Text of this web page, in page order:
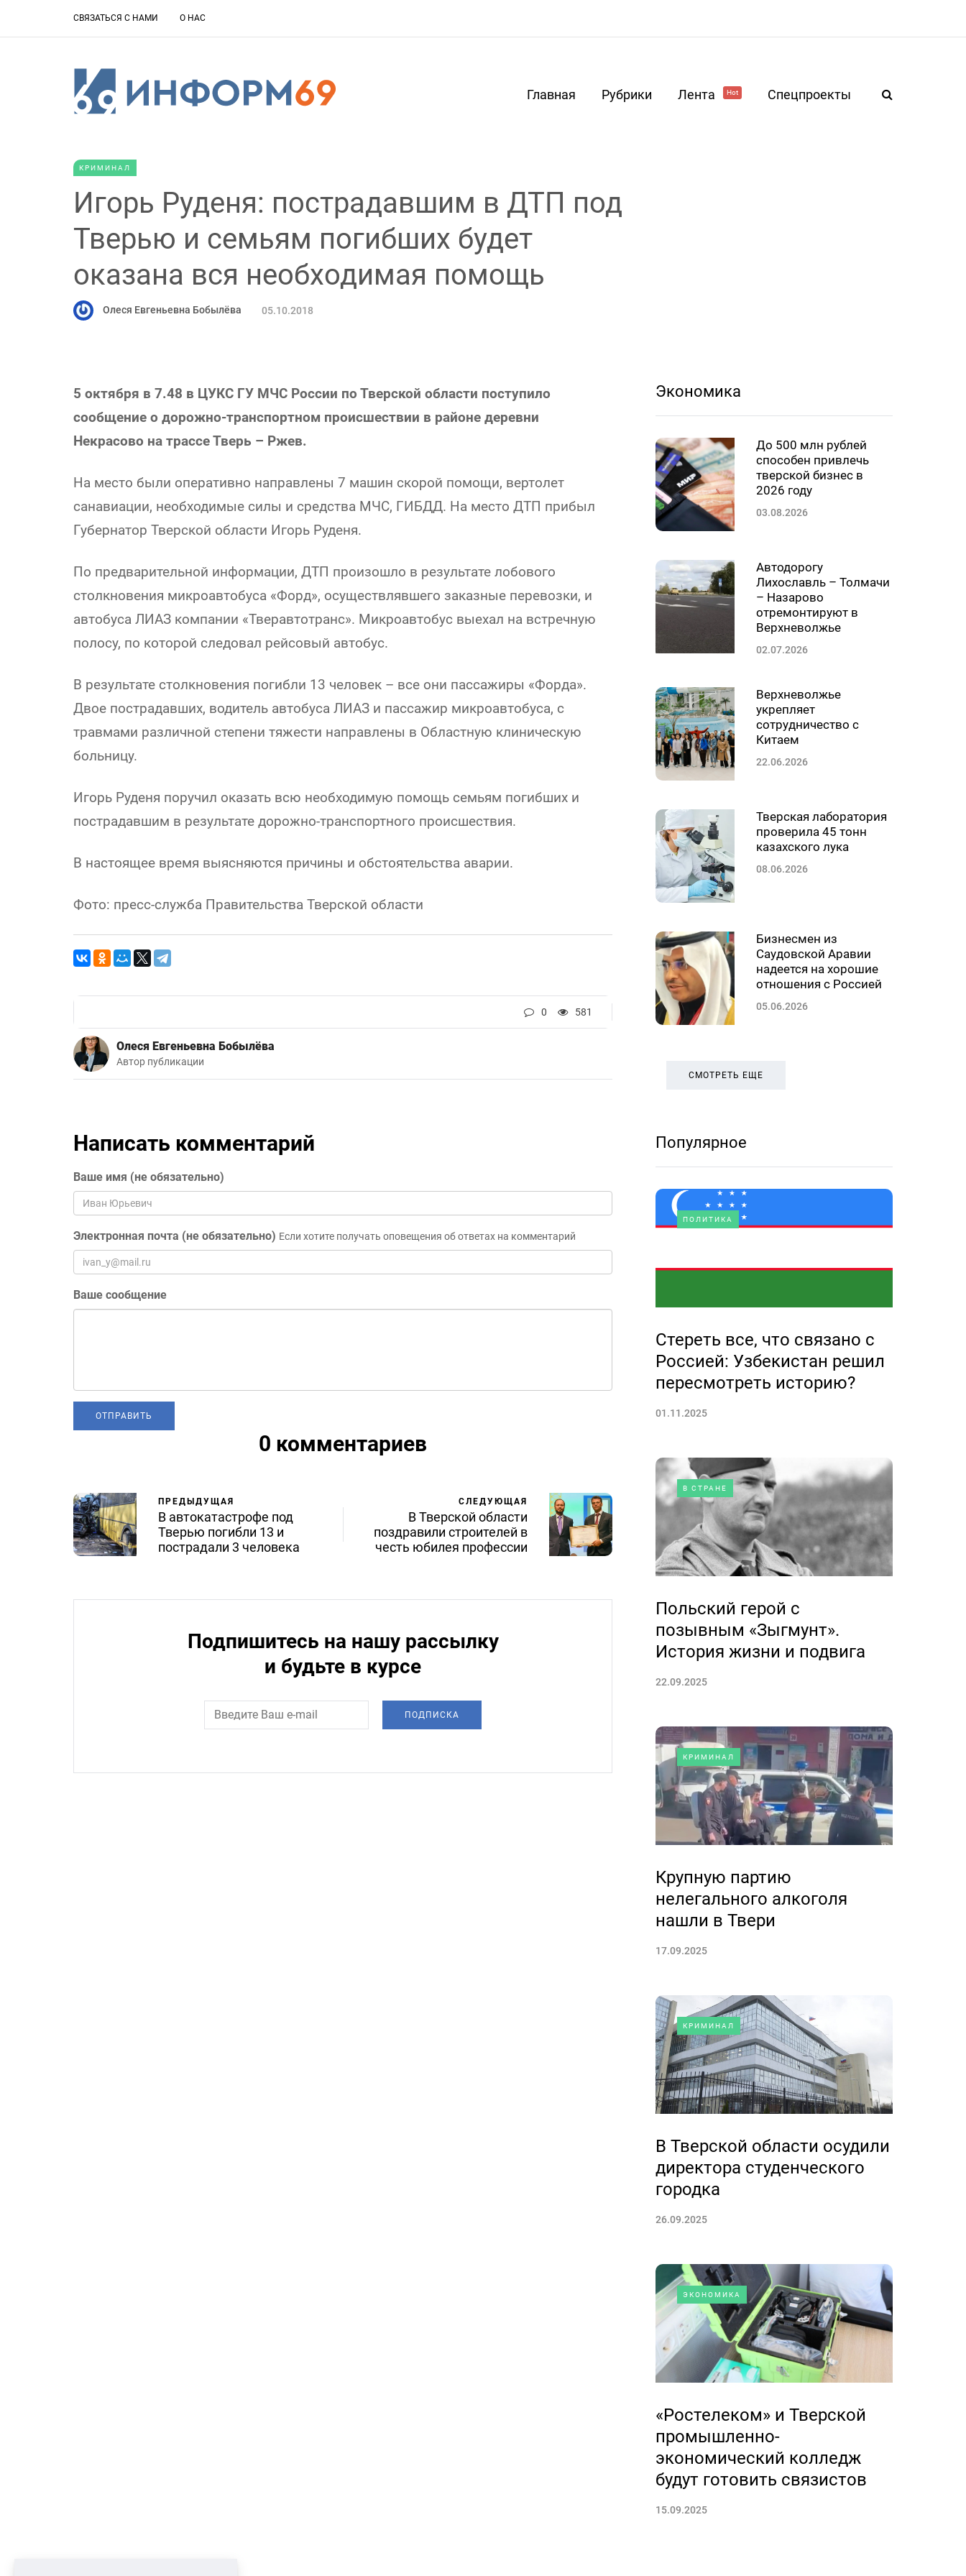
СВЯЗАТЬСЯ С НАМИ О НАС
Главная Рубрики Лента Hot Спецпроекты
КРИМИНАЛ
Игорь Руденя: пострадавшим в ДТП под
Тверью и семьям погибших будет
оказана вся необходимая помощь
Олеся Евгеньевна Бобылёва 05.10.2018
5 октября в 7.48 в ЦУКС ГУ МЧС России по Тверской области поступило
сообщение о дорожно-транспортном происшествии в районе деревни
Некрасово на трассе Тверь – Ржев.
На место были оперативно направлены 7 машин скорой помощи, вертолет
санавиации, необходимые силы и средства МЧС, ГИБДД. На место ДТП прибыл
Губернатор Тверской области Игорь Руденя.
По предварительной информации, ДТП произошло в результате лобового
столкновения микроавтобуса «Форд», осуществлявшего заказные перевозки, и
автобуса ЛИАЗ компании «Тверавтотранс». Микроавтобус выехал на встречную
полосу, по которой следовал рейсовый автобус.
В результате столкновения погибли 13 человек – все они пассажиры «Форда».
Двое пострадавших, водитель автобуса ЛИАЗ и пассажир микроавтобуса, с
травмами различной степени тяжести направлены в Областную клиническую
больницу.
Игорь Руденя поручил оказать всю необходимую помощь семьям погибших и
пострадавшим в результате дорожно-транспортного происшествия.
В настоящее время выясняются причины и обстоятельства аварии.
Фото: пресс-служба Правительства Тверской области
0 581
Олеся Евгеньевна Бобылёва
Автор публикации
Написать комментарий
Ваше имя (не обязательно)
Электронная почта (не обязательно) Если хотите получать оповещения об ответах на комментарий
Ваше сообщение
0 комментариев
ПРЕДЫДУЩАЯ
В автокатастрофе под
Тверью погибли 13 и
пострадали 3 человека
СЛЕДУЮЩАЯ
В Тверской области
поздравили строителей в
честь юбилея профессии
Подпишитесь на нашу рассылку
и будьте в курсе
ПОДПИСКА
Экономика
До 500 млн рублей
способен привлечь
тверской бизнес в
2026 году
03.08.2026
Автодорогу
Лихославль – Толмачи
– Назарово
отремонтируют в
Верхневолжье
02.07.2026
Верхневолжье
укрепляет
сотрудничество с
Китаем
22.06.2026
Тверская лаборатория
проверила 45 тонн
казахского лука
08.06.2026
Бизнесмен из
Саудовской Аравии
надеется на хорошие
отношения с Россией
05.06.2026
СМОТРЕТЬ ЕЩЕ
Популярное
ПОЛИТИКА
Стереть все, что связано с
Россией: Узбекистан решил
пересмотреть историю?
01.11.2025
В СТРАНЕ
Польский герой с
позывным «Зыгмунт».
История жизни и подвига
22.09.2025
КРИМИНАЛ
Крупную партию
нелегального алкоголя
нашли в Твери
17.09.2025
КРИМИНАЛ
В Тверской области осудили
директора студенческого
городка
26.09.2025
ЭКОНОМИКА
«Ростелеком» и Тверской
промышленно-
экономический колледж
будут готовить связистов
15.09.2025